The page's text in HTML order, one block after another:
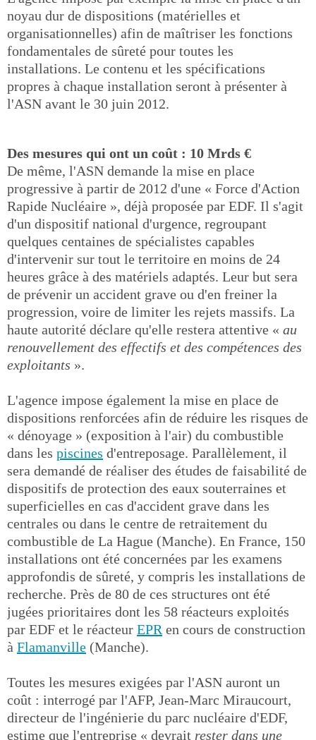
noyau dur de dispositions (matérielles et
organisationnelles) afin de maîtriser les fonctions
fondamentales de sûreté pour toutes les
installations. Le contenu et les spécifications
propres à chaque installation seront à présenter à
l'ASN avant le 30 juin 2012.
Des mesures qui ont un coût : 10 Mrds €
De même, l'ASN demande la mise en place
progressive à partir de 2012 d'une « Force d'Action
Rapide Nucléaire », déjà proposée par EDF. Il s'agit
d'un dispositif national d'urgence, regroupant
quelques centaines de spécialistes capables
d'intervenir sur tout le territoire en moins de 24
heures grâce à des matériels adaptés. Leur but sera
de prévenir un accident grave ou d'en freiner la
progression, voire de limiter les rejets massifs. La
haute autorité déclare qu'elle restera attentive « au
renouvellement des effectifs et des compétences des
exploitants ».
L'agence impose également la mise en place de
dispositions renforcées afin de réduire les risques de
« dénoyage » (exposition à l'air) du combustible
dans les piscines d'entreposage. Parallèlement, il
sera demandé de réaliser des études de faisabilité de
dispositifs de protection des eaux souterraines et
superficielles en cas d'accident grave dans les
centrales ou dans le centre de retraitement du
combustible de La Hague (Manche). En France, 150
installations ont été concernées par les examens
approfondis de sûreté, y compris les installations de
recherche. Près de 80 de ces structures ont été
jugées prioritaires dont les 58 réacteurs exploités
par EDF et le réacteur EPR en cours de construction
à Flamanville (Manche).
Toutes les mesures exigées par l'ASN auront un
coût : interrogé par l'AFP, Jean-Marc Miraucourt,
directeur de l'ingénierie du parc nucléaire d'EDF,
estime que l'entreprise « devrait rester dans une